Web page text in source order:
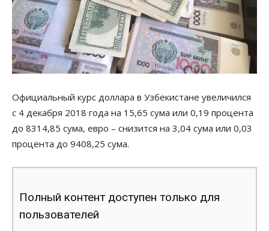
Официальный курс доллара в Узбекистане увеличился
с 4 декабря 2018 года на 15,65 сума или 0,19 процента
до 8314,85 сума, евро – снизится на 3,04 сума или 0,03
процента до 9408,25 сума.
Полный контент доступен только для
пользователей